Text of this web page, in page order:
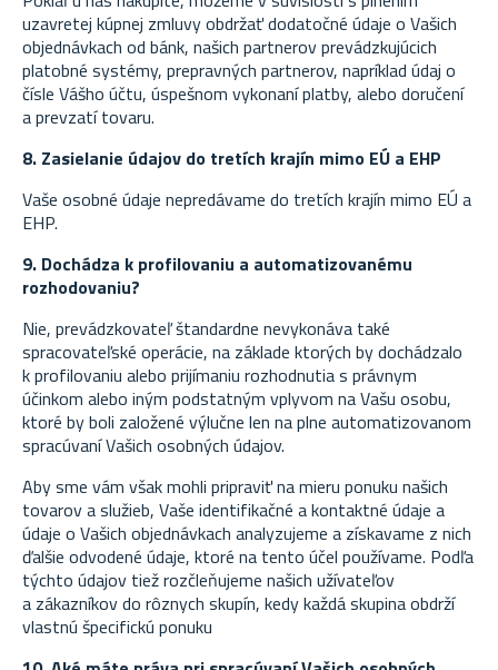
uzavretej kúpnej zmluvy obdržať dodatočné údaje o Vašich
objednávkach od bánk, našich partnerov prevádzkujúcich
platobné systémy, prepravných partnerov, napríklad údaj o
čísle Vášho účtu, úspešnom vykonaní platby, alebo doručení
a prevzatí tovaru.
8. Zasielanie údajov do tretích krajín mimo EÚ a EHP
Vaše osobné údaje nepredávame do tretích krajín mimo EÚ a
EHP.
9. Dochádza k profilovaniu a automatizovanému
rozhodovaniu?
Nie, prevádzkovateľ štandardne nevykonáva také
spracovateľské operácie, na základe ktorých by dochádzalo
k profilovaniu alebo prijímaniu rozhodnutia s právnym
účinkom alebo iným podstatným vplyvom na Vašu osobu,
ktoré by boli založené výlučne len na plne automatizovanom
spracúvaní Vašich osobných údajov.
Aby sme vám však mohli pripraviť na mieru ponuku našich
tovarov a služieb, Vaše identifikačné a kontaktné údaje a
údaje o Vašich objednávkach analyzujeme a získavame z nich
ďalšie odvodené údaje, ktoré na tento účel používame. Podľa
týchto údajov tiež rozčleňujeme našich užívateľov
a zákazníkov do rôznych skupín, kedy každá skupina obdrží
vlastnú špecifickú ponuku